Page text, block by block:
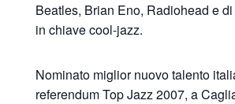
Beatles, Brian Eno, Radiohead e
in chiave cool-jazz.
Nominato miglior nuovo talento
referendum Top Jazz 2007, a